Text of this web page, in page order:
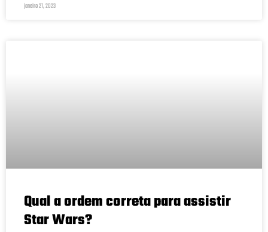
janeiro 21, 2023
Qual a ordem correta para assistir
Star Wars?